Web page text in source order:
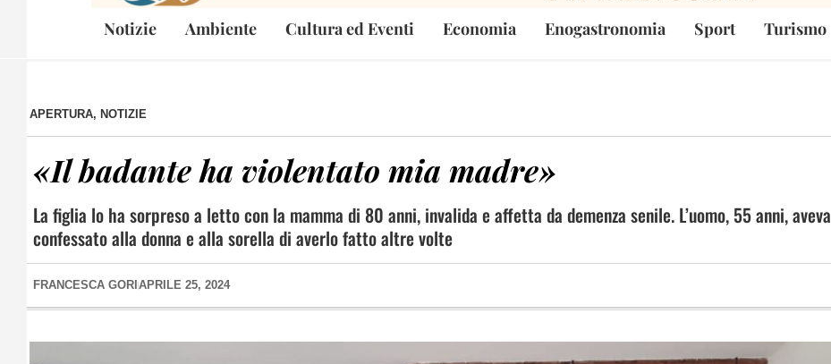
Notizie Ambiente Cultura ed Eventi Economia Enogastronomia Sport Turismo
APERTURA, NOTIZIE
«Il badante ha violentato mia madre»
La figlia lo ha sorpreso a letto con la mamma di 80 anni, invalida e affetta da demenza senile. L’uomo, 55 anni, aveva
confessato alla donna e alla sorella di averlo fatto altre volte
FRANCESCA GORI APRILE 25, 2024